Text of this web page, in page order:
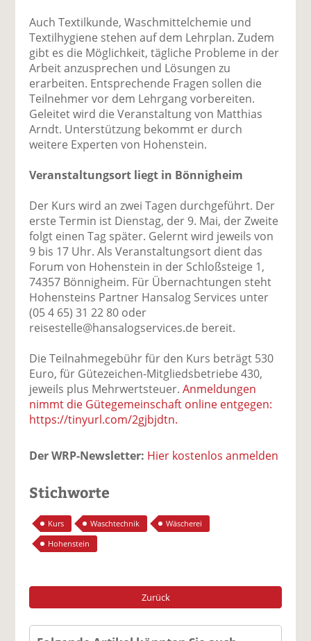
o
o
k
te
il
e
n
di
n
te
il
n
er
se
n
d
e
n
Auch Textilkunde, Waschmittelchemie und
Textilhygiene stehen auf dem Lehrplan. Zudem
gibt es die Möglichkeit, tägliche Probleme in der
Arbeit anzusprechen und Lösungen zu
erarbeiten. Entsprechende Fragen sollen die
Teilnehmer vor dem Lehrgang vorbereiten.
Geleitet wird die Veranstaltung von Matthias
Arndt. Unterstützung bekommt er durch
weitere Experten von Hohenstein.
Veranstaltungsort liegt in Bönnigheim
Der Kurs wird an zwei Tagen durchgeführt. Der
erste Termin ist Dienstag, der 9. Mai, der Zweite
folgt einen Tag später. Gelernt wird jeweils von
9 bis 17 Uhr. Als Veranstaltungsort dient das
Forum von Hohenstein in der Schloßsteige 1,
74357 Bönnigheim. Für Übernachtungen steht
Hohensteins Partner Hansalog Services unter
(05 4 65) 31 22 80 oder
reisestelle@hansalogservices.de bereit.
Die Teilnahmegebühr für den Kurs beträgt 530
Euro, für Gütezeichen-Mitgliedsbetriebe 430,
jeweils plus Mehrwertsteuer.Anmeldungen
nimmt die Gütegemeinschaft online entgegen:
https://tinyurl.com/2gjbjdtn.
Der WRP-Newsletter: Hier kostenlos anmelden
Stichworte
Kurs Waschtechnik
Wäscherei
Hohenstein
Zurück